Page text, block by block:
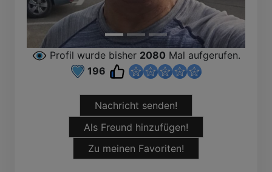
Profil wurde bisher 2080 Mal aufgerufen.
196
Nachricht senden!
Als Freund hinzufügen!
Zu meinen Favoriten!